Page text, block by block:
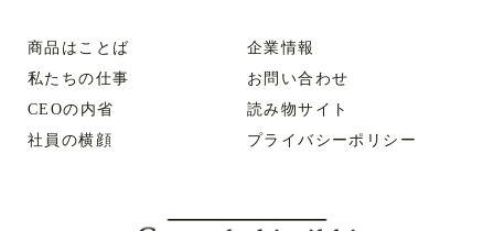
商品はことば
私たちの仕事
CEOの内省
社員の横顔
企業情報
お問い合わせ
読み物サイト
プライバシーポリシー